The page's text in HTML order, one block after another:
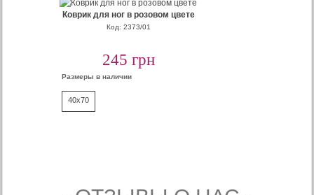
Коврик для ног в розовом цвете
Код: 2373/01
245 грн
Размеры в наличии
40x70